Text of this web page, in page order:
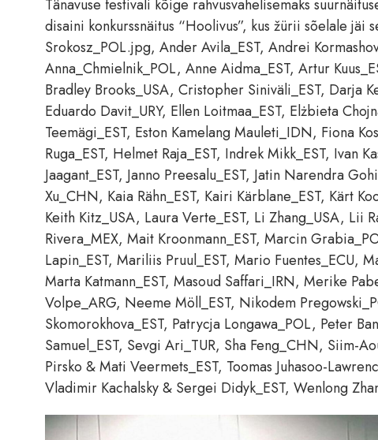
Tänavuse festivali kõige rahvusvahelisemaks
disaini konkurssnäitus “Hoolivus”, kus žürii sõelale
Srokosz_POL.jpg, Ander Avila_EST, Andrei
Anna_Chmielnik_POL, Anne Aidma_EST, Artur
Bradley Brooks_USA, Cristopher Siniväli_EST, Darja
Eduardo Davit_URY, Ellen Loitmaa_EST, Elżbieta
Teemägi_EST, Eston Kamelang Mauleti_IDN, Fiona
Ruga_EST, Helmet Raja_EST, Indrek Mikk_EST, Ivan
Jaagant_EST, Janno Preesalu_EST, Jatin Narendra
Xu_CHN, Kaia Rähn_EST, Kairi Kärblane_EST, Kärt
Keith Kitz_USA, Laura Verte_EST, Li Zhang_USA, Lii
Rivera_MEX, Mait Kroonmann_EST, Marcin
Lapin_EST, Mariliis Pruul_EST, Mario Fuentes_ECU,
Marta Katmann_EST, Masoud Saffari_IRN, Merike
Volpe_ARG, Neeme Möll_EST, Nikodem
Skomorokhova_EST, Patrycja Longawa_POL, Peter
Samuel_EST, Sevgi Ari_TUR, Sha Feng_CHN, Siim-
Pirsko & Mati Veermets_EST, Toomas Juhasoo-
Vladimir Kachalsky & Sergei Didyk_EST, Wenlong